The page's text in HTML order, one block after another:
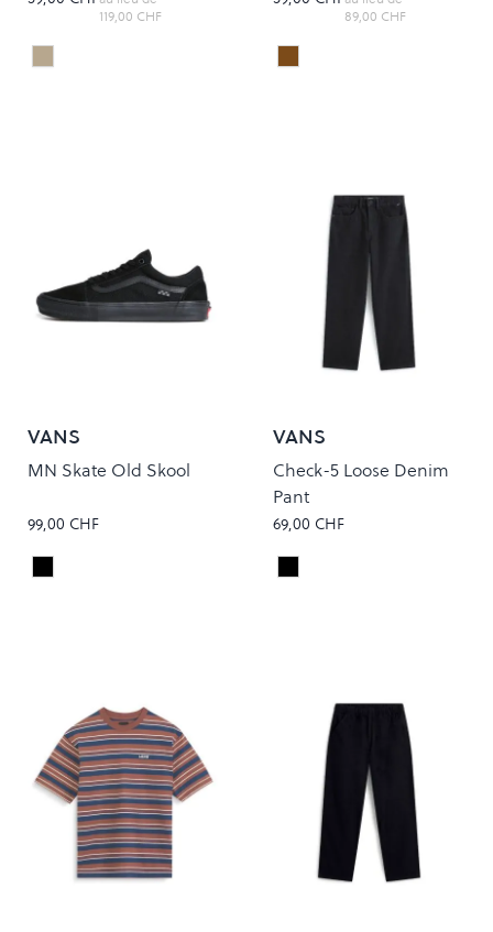
119,00 CHF
Colour
Dirt/Black
89,00 CHF
Colour
CANVAS/SUEDE
VANS
MN Skate Old Skool
99,00 CHF
Colour
Black/Black
VANS
Check-5 Loose Denim
Pant
69,00 CHF
Colour
Black Rinse